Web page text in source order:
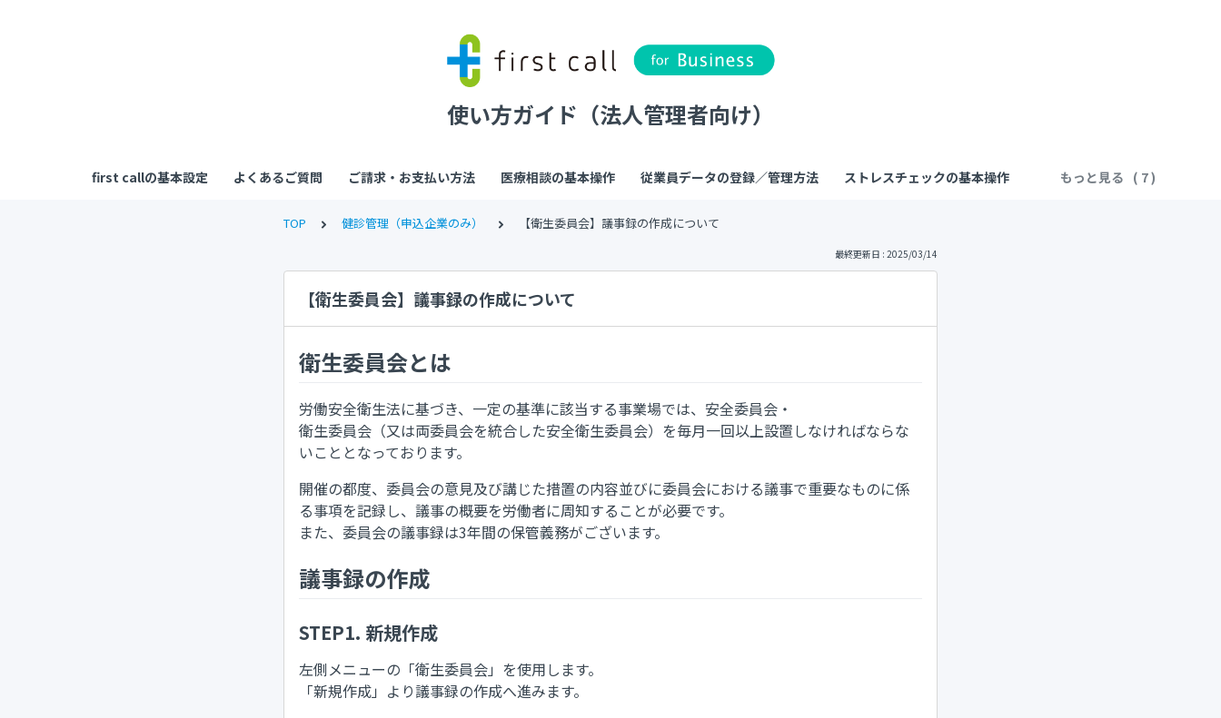
使い方ガイド（法人管理者向け）
first callの基本設定 よくあるご質問 ご請求・お支払い方法 医療相談の基本操作 従業員データの登録／管理方法 ストレスチェックの基本操作 もっと見る
TOP 健診管理（申込企業のみ） 【衛生委員会】議事録の作成について
最終更新日 : 2025/03/14
【衛生委員会】議事録の作成について
衛生委員会とは
労働安全衛生法に基づき、一定の基準に該当する事業場では、安全委員会・
衛生委員会（又は両委員会を統合した安全衛生委員会）を毎月一回以上設置しなければならな
いこととなっております。
開催の都度、委員会の意見及び講じた措置の内容並びに委員会における議事で重要なものに係
る事項を記録し、議事の概要を労働者に周知することが必要です。
また、委員会の議事録は3年間の保管義務がございます。
議事録の作成
STEP1. 新規作成
左側メニューの「衛生委員会」を使用します。
「新規作成」より議事録の作成へ進みます。